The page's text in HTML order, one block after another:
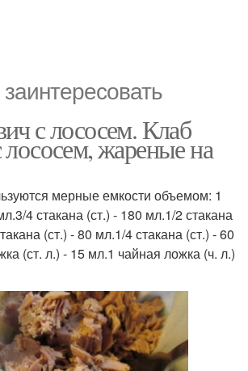
с лососем. Клаб
лососем, жареные на
мерные емкости объемом: 1
4 стакана (ст.) - 180 мл.1/2 стакана
(ст.) - 80 мл.1/4 стакана (ст.) - 60
(ст. л.) - 15 мл.1 чайная ложка (ч. л.)